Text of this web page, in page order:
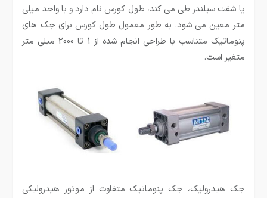
یا شفت سیلندر طی می کند، طول کورس نام دارد و با واحد میلی
متر معین می شود. به طور معمول طول کورس برای جک های
پنوماتیک متناسب با طراحی انجام شده از 1 تا 2000 میلی متر
متغیر است.
جک هیدرولیک، جک پنوماتیک متفاوت از موتور هیدرولیکی